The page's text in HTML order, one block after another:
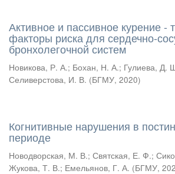
Активное и пассивное курение -
факторы риска для сердечно-
бронхолегочной систем
Новикова, Р. А.; Бохан, Н. А.; Гулиева, Д.
Селиверстова, И. В. (БГМУ, 2020)
Когнитивные нарушения в
периоде
Новодворская, М. В.; Святская, Е. Ф.;
Жукова, Т. В.; Емельянов, Г. А. (БГМУ,